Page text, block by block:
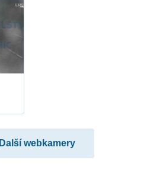
Další webkamery